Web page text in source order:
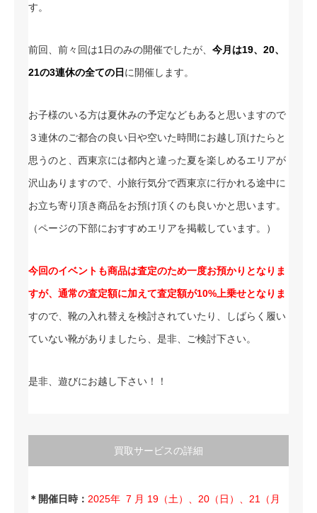
す。
前回、前々回は1日のみの開催でしたが、 今月は19、20、
21の3連休の全ての日 に開催します。
お子様のいる方は夏休みの予定などもあると思いますので
３連休のご都合の良い日や空いた時間にお越し頂けたらと
思うのと、西東京には都内と違った夏を楽しめるエリアが
沢山ありますので、小旅行気分で西東京に行かれる途中に
お立ち寄り頂き商品をお預け頂くのも良いかと思います。
（ページの下部におすすめエリアを掲載しています。）
今回のイベントも商品は査定のため一度お預かりとなりま
すが、通常の査定額に加えて査定額が10%上乗せとなりま
すので、靴の入れ替えを検討されていたり、しばらく履い
ていない靴がありましたら、是非、ご検討下さい。
是非、遊びにお越し下さい！！
買取サービスの詳細
＊開催日時： 2025年 7 月 19（土）、20（日）、21（月